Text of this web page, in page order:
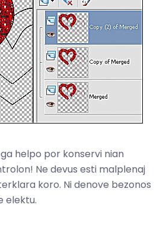
helpo por konservi nian
Ne devus esti malplenaj
koro. Ni denove bezonos
elektu.